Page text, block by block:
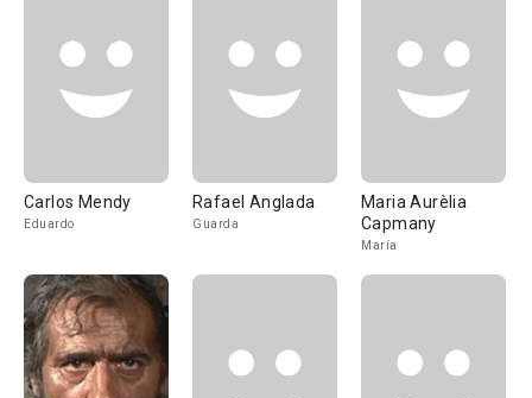
Carlos Mendy
Eduardo
Rafael Anglada
Guarda
Maria Aurèlia
Capmany
María